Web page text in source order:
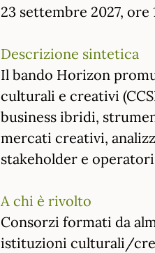
23 settembre 2027, ore
Descrizione sintetica
Il bando Horizon
culturali e creativi
business ibridi,
mercati creativi,
stakeholder e
A chi è rivolto
Consorzi formati da
istituzioni culturali/